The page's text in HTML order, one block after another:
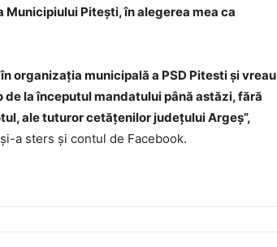
Municipiului Pitești, în alegerea mea ca
organizația municipală a PSD Pitesti și vreau
la începutul mandatului până astăzi, fără
ale tuturor cetățenilor județului Argeș”,
a sters și contul de Facebook.